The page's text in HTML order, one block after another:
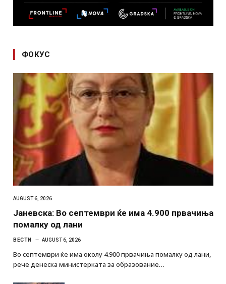
ФОКУС
AUGUST 6, 2026
Јаневска: Во септември ќе има 4.900 првачиња
помалку од лани
ВЕСТИ AUGUST 6, 2026
Во септември ќе има околу 4.900 првачиња помалку од лани,
рече денеска министерката за образование…